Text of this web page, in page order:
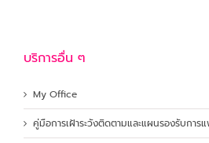
บริการอื่น ๆ
My Office
คู่มือการเฝ้าระวังติดตามและแผนรองรับการแ